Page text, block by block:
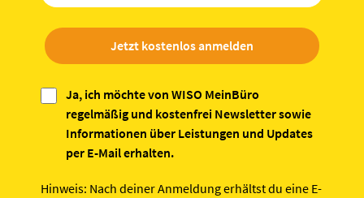
Ja, ich möchte von WISO MeinBüro
regelmäßig und kostenfrei Newsletter sowie
Informationen über Leistungen und Updates
per E-Mail erhalten.
Jetzt kostenlos anmelden
Hinweis: Nach deiner Anmeldung erhältst du eine E-